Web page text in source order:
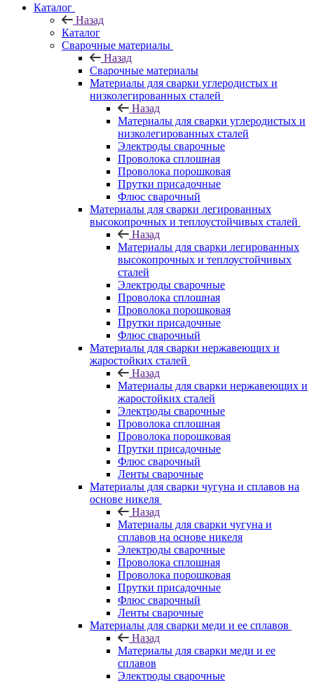
Каталог
Назад
Каталог
Сварочные материалы
Назад
Сварочные материалы
Материалы для сварки углеродистых и
низколегированных сталей
Назад
Материалы для сварки углеродистых и
низколегированных сталей
Электроды сварочные
Проволока сплошная
Проволока порошковая
Прутки присадочные
Флюс сварочный
Материалы для сварки легированных
высокопрочных и теплоустойчивых сталей
Назад
Материалы для сварки легированных
высокопрочных и теплоустойчивых
сталей
Электроды сварочные
Проволока сплошная
Проволока порошковая
Прутки присадочные
Флюс сварочный
Материалы для сварки нержавеющих и
жаростойких сталей
Назад
Материалы для сварки нержавеющих и
жаростойких сталей
Электроды сварочные
Проволока сплошная
Проволока порошковая
Прутки присадочные
Флюс сварочный
Ленты сварочные
Материалы для сварки чугуна и сплавов на
основе никеля
Назад
Материалы для сварки чугуна и
сплавов на основе никеля
Электроды сварочные
Проволока сплошная
Проволока порошковая
Прутки присадочные
Флюс сварочный
Ленты сварочные
Материалы для сварки меди и ее сплавов
Назад
Материалы для сварки меди и ее
сплавов
Электроды сварочные